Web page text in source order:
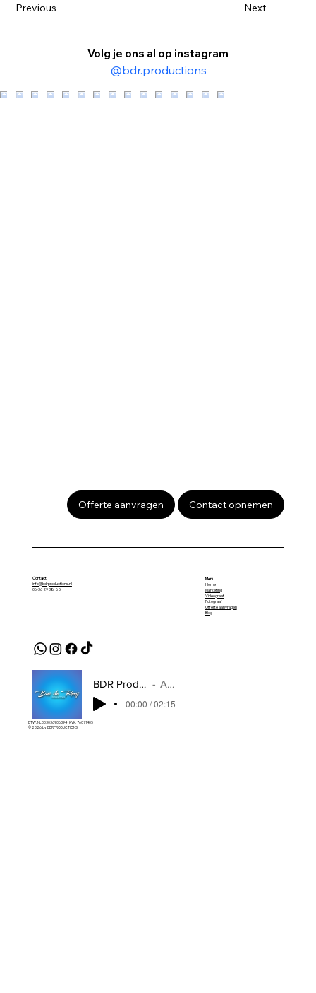
Previous Next
Volg je ons al op instagram
@bdr.productions
Offerte aanvragen Contact opnemen
Contact
info@bdrproductions.nl
06-36 29 38 85
Menu
Home
Marketing
Videograaf
Fotograaf
Offerte aanvragen
Blog
BDR Productions - Voor Jou
Artist Name
00:00 / 02:15
BTW: NL003036906B94 | KVK: 76071405
© 2026 byBDRPRODUCTIONS